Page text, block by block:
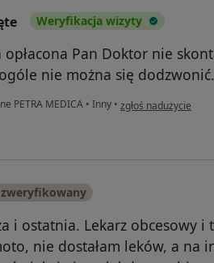
Weryfikacja wizyty
Pan Doktor nie
nie można się dodzwonić.
PETRA MEDICA • Inny • w opinii użytkownika
zgłoś nadużycie
i ostatnia. Lekarz obcesowy i
nie dostałam leków, a na